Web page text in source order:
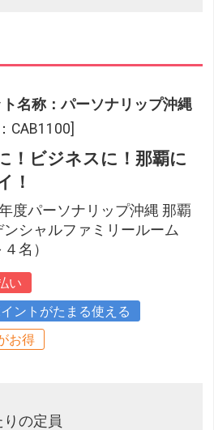
名称：パーソナリップ沖縄
CAB1100]
！ビジネスに！那覇に
！
度パーソナリップ沖縄 那覇
ンシャルファミリールーム
４名）
い
ントがたまる使える
お得
の定員